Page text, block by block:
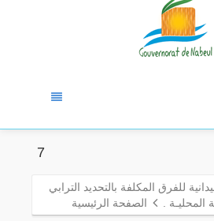
7
للفرق المكلفة بالتحديد الترابي
المحليـة .
الصفحة الرئيسية